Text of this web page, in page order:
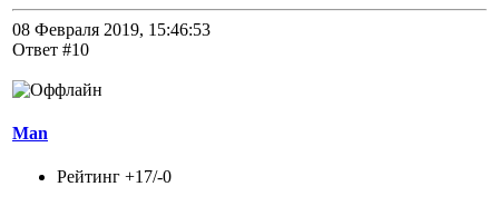
08 Февраля 2019, 15:46:53
Ответ #10
Man
Рейтинг +17/-0